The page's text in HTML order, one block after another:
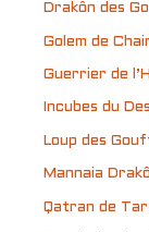
Drakôn des
Golem de
Guerrier de
Incubes du
Loup des
Mannaia
Qatran de